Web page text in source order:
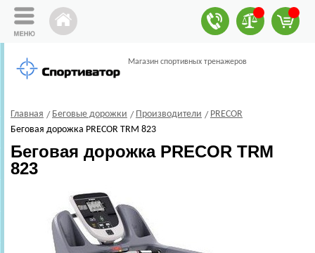
Магазин спортивных тренажеров
Главная Беговые дорожки Производители
PRECOR
Беговая дорожка PRECOR TRM 823
Беговая дорожка PRECOR TRM
823